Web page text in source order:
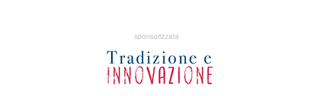
sponsorizzata